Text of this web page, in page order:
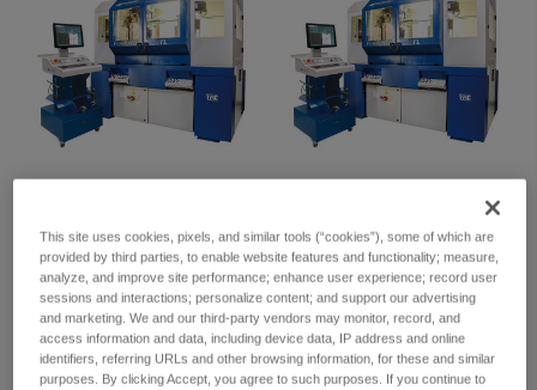
Freeform GL [基本軸-XYZ]
品番: A23300
ログインして価格を確認する
Freeform ML [基本軸-XYZ]
品番: A21050-04
ログインして価格を確認する
This site uses cookies, pixels, and similar tools (“cookies”), some of which are
provided by third parties, to enable website features and functionality; measure,
analyze, and improve site performance; enhance user experience; record user
sessions and interactions; personalize content; and support our advertising
and marketing. We and our third-party vendors may monitor, record, and
access information and data, including device data, IP address and online
identifiers, referring URLs and other browsing information, for these and similar
purposes. By clicking Accept, you agree to such purposes. If you continue to